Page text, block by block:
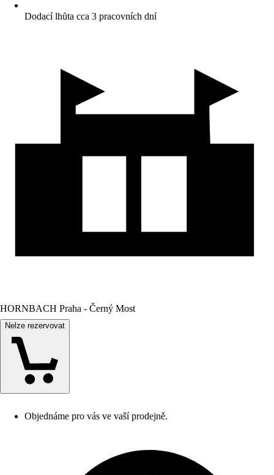
Dodací lhůta cca 3 pracovních dní
HORNBACH Praha - Černý Most
Nelze rezervovat
Objednáme pro vás ve vaší prodejně.